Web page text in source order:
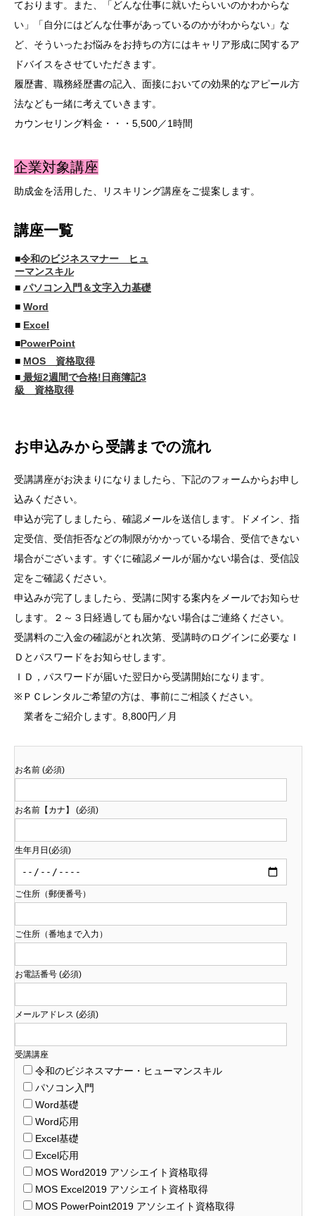
ております。また、「どんな仕事に就いたらいいのかわからな
い」「自分にはどんな仕事があっているのかがわからない」な
ど、そういったお悩みをお持ちの方にはキャリア形成に関するア
ドバイスをさせていただきます。
履歴書、職務経歴書の記入、面接においての効果的なアピール方
法なども一緒に考えていきます。
カウンセリング料金・・・5,500／1時間
企業対象講座
助成金を活用した、リスキリング講座をご提案します。
講座一覧
■令和のビジネスマナー ヒュ
ーマンスキル
■ パソコン入門＆文字入力基礎
■ Word
■ Excel
■PowerPoint
■ MOS 資格取得
■ 最短2週間で合格!日商簿記3
級 資格取得
お申込みから受講までの流れ
受講講座がお決まりになりましたら、下記のフォームからお申し
込みください。
申込が完了しましたら、確認メールを送信します。ドメイン、指
定受信、受信拒否などの制限がかかっている場合、受信できない
場合がございます。すぐに確認メールが届かない場合は、受信設
定をご確認ください。
申込みが完了しましたら、受講に関する案内をメールでお知らせ
します。２～３日経過しても届かない場合はご連絡ください。
受講料のご入金の確認がとれ次第、受講時のログインに必要なＩ
Ｄとパスワードをお知らせします。
ＩＤ，パスワードが届いた翌日から受講開始になります。
※ＰＣレンタルご希望の方は、事前にご相談ください。
業者をご紹介します。8,800円／月
お名前 (必須)
お名前【カナ】 (必須)
生年月日(必須)
ご住所（郵便番号）
ご住所（番地まで入力）
お電話番号 (必須)
メールアドレス (必須)
受講講座
令和のビジネスマナー・ヒューマンスキル
パソコン入門
Word基礎
Word応用
Excel基礎
Excel応用
MOS Word2019 アソシエイト資格取得
MOS Excel2019 アソシエイト資格取得
MOS PowerPoint2019 アソシエイト資格取得